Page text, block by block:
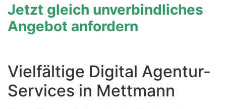
Jetzt gleich unverbindliches
Angebot anfordern
Vielfältige Digital Agentur-
Services in Mettmann